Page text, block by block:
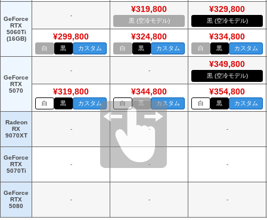
GeForce
RTX
5060Ti
(16GB)
-
¥319,800
黒 (空冷モデル)
¥329,800
黒 (空冷モデル)
¥299,800
白 黒 カスタム
¥324,800
白 黒 カスタム
¥334,800
白 黒 カスタム
GeForce
RTX
5070
- -
¥349,800
黒 (空冷モデル)
¥319,800
白 黒 カスタム
¥344,800
白 黒 カスタム
¥354,800
白 黒 カスタム
Radeon
RX
9070XT
- - -
GeForce
RTX
5070Ti
- - -
GeForce
RTX
5080
- - -